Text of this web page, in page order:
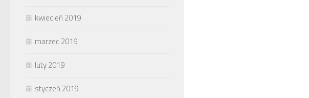
kwiecień 2019
marzec 2019
luty 2019
styczeń 2019